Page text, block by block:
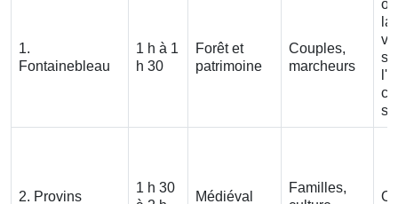
1.
Fontainebleau
1 h à 1
h 30
Forêt et
patrimoine
Couples,
marcheurs
la
2. Provins
1 h 30
Médiéval
Familles,